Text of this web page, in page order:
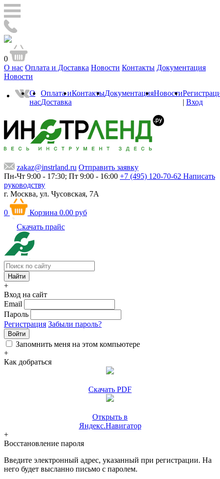
0
О нас Оплата и Доставка Новости Контакты Документация
Новости
О
нас
Оплата и
Доставка
КонтактыДокументацияНовости
| Вход
zakaz@instrland.ru Отправить заявку
Пн-Чт 9:00 - 17:30; Пт 9:00 - 16:00 +7 (495) 120-70-62 Написать
руководству
г. Москва, ул. Чусовская, 7А
0 Корзина 0.00 руб
Скачать прайс
+
Вход на сайт
Email
Пароль
Регистрация Забыли пароль?
Войти
Запомнить меня на этом компьютере
+
Как добраться
Скачать PDF
Открыть в
Яндекс.Навигатор
+
Восстановление пароля
Введите электронный адрес, указанный при регистрации. На
него будет высланно письмо с паролем.